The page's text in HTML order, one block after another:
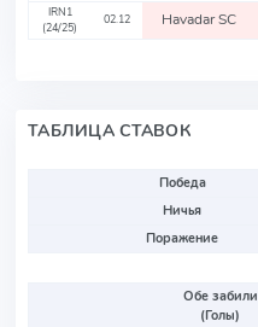
IRN1
(24/25)
02.12 Havadar SC
ТАБЛИЦА СТАВОК
Победа
Ничья
Поражение
Обе забили
(Голы)